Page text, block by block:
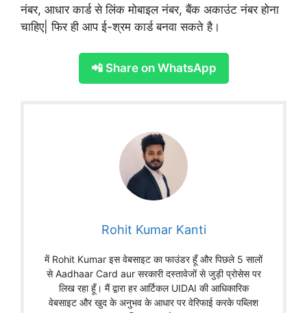
नंबर, आधार कार्ड से लिंक मोबाइल नंबर, बैंक अकाउंट नंबर होना
चाहिए| फिर ही आप ई-श्रम कार्ड बनवा सकते है।
📲 Share on WhatsApp
Rohit Kumar Kanti
में Rohit Kumar इस वेबसाइट का फाउंडर हूँ और पिछले 5 सालों
से Aadhaar Card aur सरकारी दस्तावेजों से जुड़ी प्रोसेस पर
लिख रहा हूँ। मैं द्वारा हर आर्टिकल UIDAI की आधिकारिक
वेबसाइट और खुद के अनुभव के आधार पर वेरिफाई करके पब्लिश